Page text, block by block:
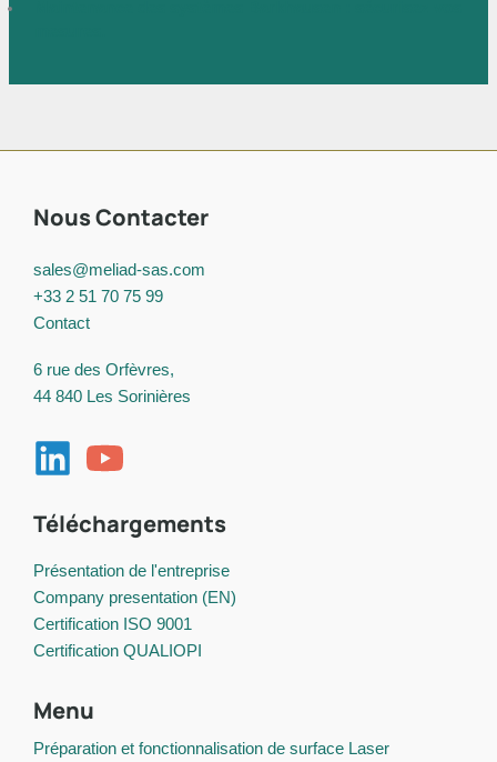
Nous Contacter
sales@meliad-sas.com
+33 2 51 70 75 99
Contact
6 rue des Orfèvres,
44 840 Les Sorinières
Téléchargements
Présentation de l'entreprise
Company presentation (EN)
Certification ISO 9001
Certification QUALIOPI
Menu
Préparation et fonctionnalisation de surface Laser